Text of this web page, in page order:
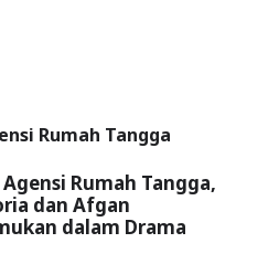
Rumah Tangga
Rumah Tangga,
dan Afgan
dalam Drama